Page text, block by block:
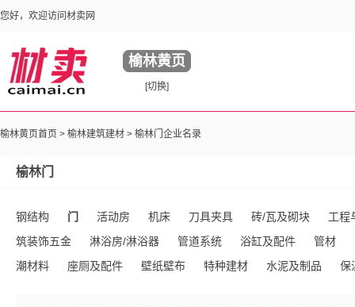
您好，欢迎访问材卖网
榆林黄页
[切换]
榆林黄页首页 > 榆林建筑建材 > 榆林门企业名录
榆林门
钢结构 门 活动房 机床 刀具夹具 砖/瓦及砌块
工程
筑装饰五金
淋浴房/淋浴器 管道系统 浴缸及配件 管材
潮材料
座厕及配件 壁纸壁布 特种建材 水泥及制品
保